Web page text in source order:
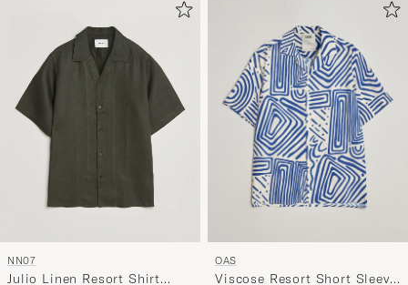
NN07
Julio Linen Resort Shirt
OAS
Viscose Resort Short Sleeve